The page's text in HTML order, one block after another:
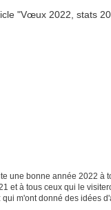
une bonne année 2022 à
et à tous ceux qui le
m'ont donné des idées